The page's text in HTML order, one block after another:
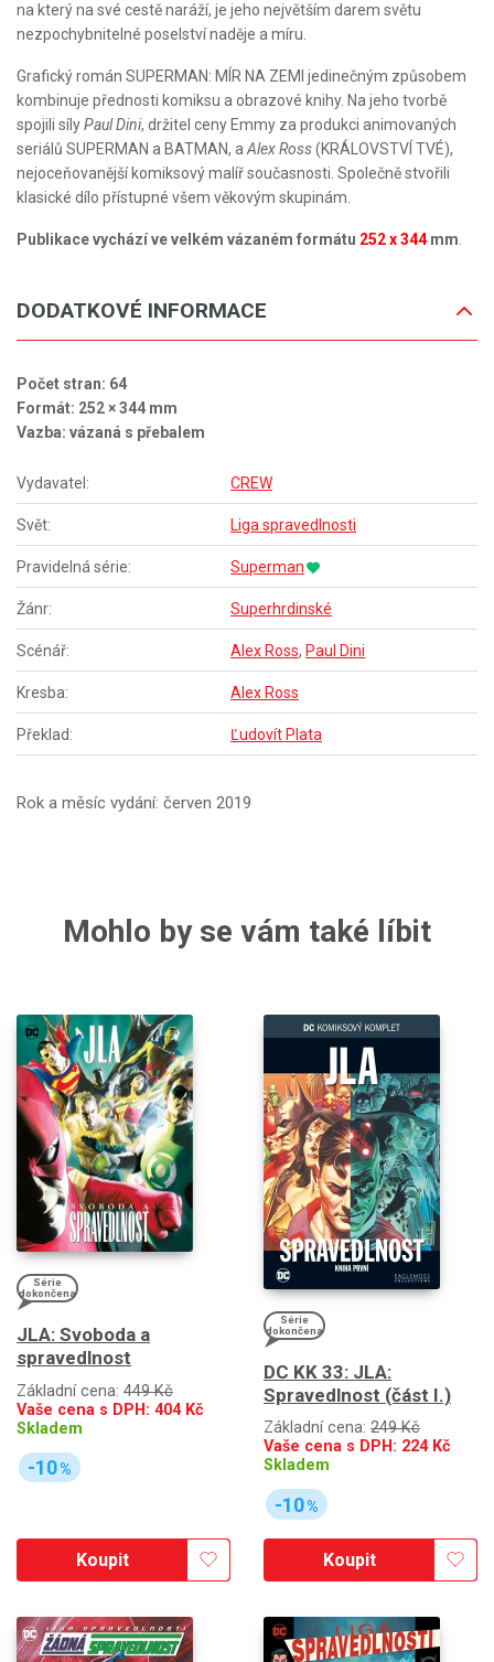
na který na své cestě naráží, je jeho největším darem světu
nezpochybnitelné poselství naděje a míru.
Grafický román SUPERMAN: MÍR NA ZEMI jedinečným způsobem
kombinuje přednosti komiksu a obrazové knihy. Na jeho tvorbě
spojili sílyPaul Dini, držitel ceny Emmy za produkci animovaných
seriálů SUPERMAN a BATMAN, aAlex Ross(KRÁLOVSTVÍ TVÉ),
nejoceňovanější komiksový malíř současnosti. Společně stvořili
klasické dílo přístupné všem věkovým skupinám.
Publikace vychází ve velkém vázaném formátu 252 x 344mm.
DODATKOVÉ INFORMACE
Počet stran: 64
Formát: 252 × 344 mm
Vazba: vázaná s přebalem
Vydavatel: CREW
Svět: Liga spravedlnosti
Pravidelná série: Superman
Žánr: Superhrdinské
Scénář: Alex Ross, Paul Dini
Kresba: Alex Ross
Překlad: Ľudovít Plata
Rok a měsíc vydání: červen 2019
Mohlo by se vám také líbit
Série
dokončena
JLA: Svoboda a
spravedlnost
Základní cena: 449 Kč
Vaše cena s DPH: 404Kč
Skladem
-10%
Koupit
Série
dokončena
DC KK 33: JLA:
Spravedlnost (část I.)
Základní cena: 249 Kč
Vaše cena s DPH: 224Kč
Skladem
-10%
Koupit